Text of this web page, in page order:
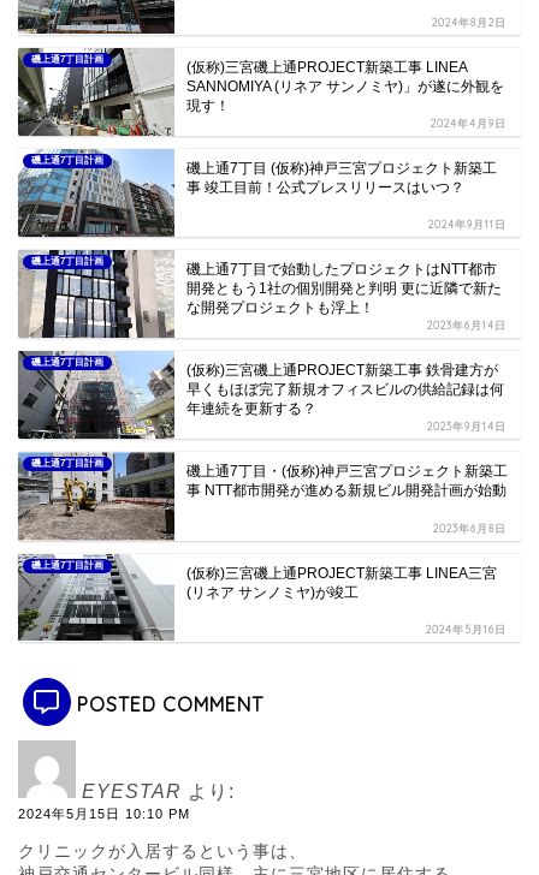
2024年8月2日
磯上通7丁目計画
(仮称)三宮磯上通PROJECT新築工事 LINEA
SANNOMIYA (リネア サンノミヤ)」が遂に外観を
現す！
2024年4月9日
磯上通7丁目計画
磯上通7丁目 (仮称)神戸三宮プロジェクト新築工
事 竣工目前！公式プレスリリースはいつ？
2024年9月11日
磯上通7丁目計画
磯上通7丁目で始動したプロジェクトはNTT都市
開発ともう1社の個別開発と判明 更に近隣で新た
な開発プロジェクトも浮上！
2023年6月14日
磯上通7丁目計画
(仮称)三宮磯上通PROJECT新築工事 鉄骨建方が
早くもほぼ完了新規オフィスビルの供給記録は何
年連続を更新する？
2023年9月14日
磯上通7丁目計画
磯上通7丁目・(仮称)神戸三宮プロジェクト新築工
事 NTT都市開発が進める新規ビル開発計画が始動
2023年6月8日
磯上通7丁目計画
(仮称)三宮磯上通PROJECT新築工事 LINEA三宮
(リネア サンノミヤ)が竣工
2024年5月16日
POSTED COMMENT
EYESTAR より:
2024年5月15日 10:10 PM
クリニックが入居するという事は、